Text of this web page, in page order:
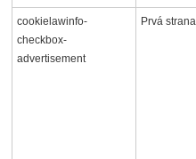
cookielawinfo-
checkbox-
advertisement
Prvá strana